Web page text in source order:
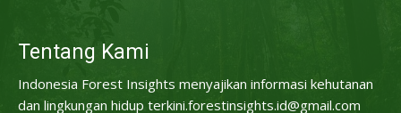
Tentang Kami
Indonesia Forest Insights menyajikan informasi kehutanan
dan lingkungan hidup terkini.forestinsights.id@gmail.com